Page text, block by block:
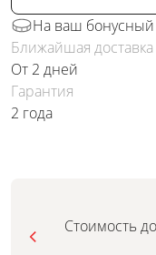
На ваш бонусный
Ближайшая доставка
От 2 дней
Гарантия
2 года
Стоимость